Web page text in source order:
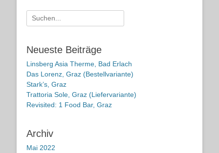
Suche
nach:
Neueste Beiträge
Linsberg Asia Therme, Bad Erlach
Das Lorenz, Graz (Bestellvariante)
Stark’s, Graz
Trattoria Sole, Graz (Liefervariante)
Revisited: 1 Food Bar, Graz
Archiv
Mai 2022